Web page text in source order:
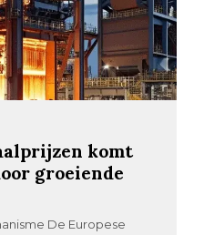
komt
groeiende
De Europese